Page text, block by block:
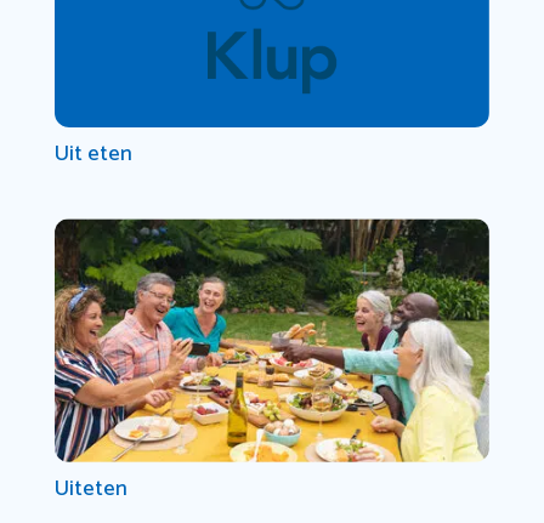
Uit eten
Uiteten